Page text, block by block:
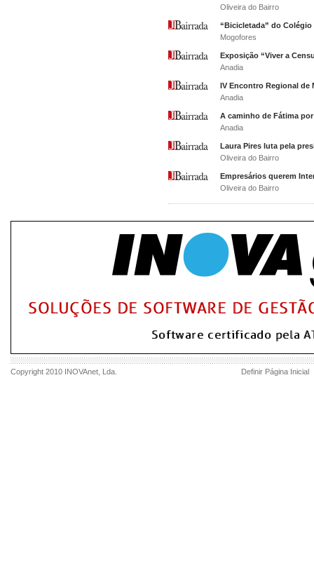
Oliveira do Bairro
“Bicicletada” do
Mogofores
Exposição “Viver a
Anadia
IV Encontro Regional de
Anadia
A caminho de Fátima
Anadia
Laura Pires luta pela
Oliveira do Bairro
Empresários querem
Oliveira do Bairro
Copyright 2010 INOVAnet , Lda. Definir Página Inicial